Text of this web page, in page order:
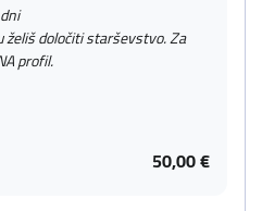
želiš določiti starševstvo. Za
profil.
50,00 €